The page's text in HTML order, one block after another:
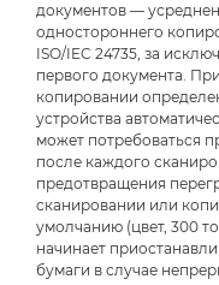
документов —
одностороннего
ISO/IEC 24735, за
первого документа.
копировании
устройства
может потребоваться
после каждого
предотвращения
сканировании или
умолчанию (цвет, 300
начинает
бумаги в случае